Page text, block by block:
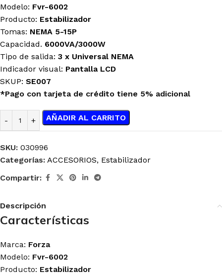
Modelo: Fvr-6002
Producto: Estabilizador
Tomas: NEMA 5-15P
Capacidad. 6000VA/3000W
Tipo de salida: 3 x Universal NEMA
Indicador visual: Pantalla LCD
SKUP: SE007
*Pago con tarjeta de crédito tiene 5% adicional
AÑADIR AL CARRITO
SKU: 030996
Categorías: ACCESORIOS, Estabilizador
Compartir:
Descripción
Características
Marca: Forza
Modelo: Fvr-6002
Producto: Estabilizador